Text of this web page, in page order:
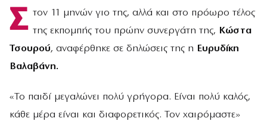
Σ τον 11 μηνών γιο της, αλλά και στο πρόωρο τέλος
της εκπομπής του πρώην συνεργάτη της, Κώστα
Τσουρού, αναφέρθηκε σε δηλώσεις της η Ευρυδίκη
Βαλαβάνη.
«Το παιδί μεγαλώνει πολύ γρήγορα. Είναι πολύ καλός,
κάθε μέρα είναι και διαφορετικός. Τον χαιρόμαστε»